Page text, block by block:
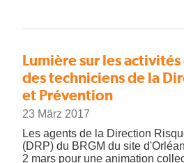
Lumière sur les
des techniciens de la
et Prévention
23 März 2017
Les agents de la Direction
(DRP) du BRGM du site
2 mars pour une animation